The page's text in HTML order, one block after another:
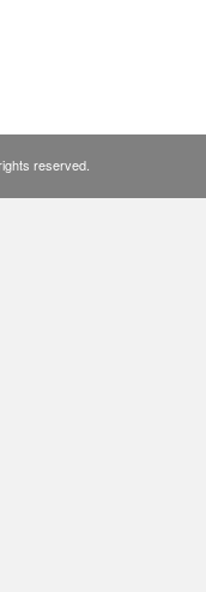
reserved.